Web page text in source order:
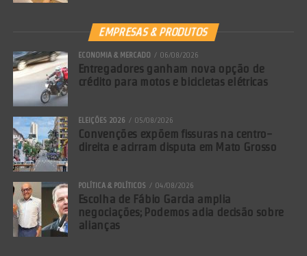
EMPRESAS & PRODUTOS
ECONOMIA & MERCADO 06/08/2026
Entregadores ganham nova opção de
crédito para motos e bicicletas elétricas
ELEIÇÕES 2026 05/08/2026
Convenções expõem fissuras na centro-
direita e acirram disputa em Mato Grosso
POLÍTICA & POLÍTICOS 04/08/2026
Escolha de Fábio Garcia amplia
negociações; Podemos adia decisão sobre
alianças